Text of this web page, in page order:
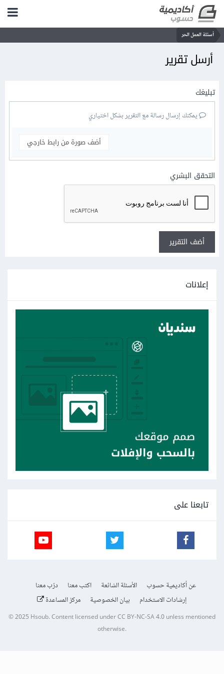
أسئلة العمل الحر
أرسل تقرير
تبليغك
يمكنك إرسال رسالة مع التقرير بشكل اختياري
أضف صورة من رابط خارجي
التحقق البشري
أضف التقرير
إعلانات
تابعنا على
عن أكاديمية حسوب الأسئلة الشائعة اكتب معنا
درّب معنا
إرشادات الاستخدام
بيان الخصوصية مركز المساعدة
© 2025 Hsoub.Content licensed underCC BY-NC-SA 4.0unless mentioned
otherwise.